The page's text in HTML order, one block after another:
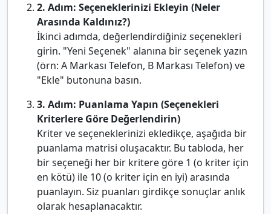
2. Adım: Seçeneklerinizi Ekleyin (Neler
Arasında Kaldınız?)
İkinci adımda, değerlendirdiğiniz seçenekleri
girin. "Yeni Seçenek" alanına bir seçenek yazın
(örn: A Markası Telefon, B Markası Telefon) ve
"Ekle" butonuna basın.
3. Adım: Puanlama Yapın (Seçenekleri
Kriterlere Göre Değerlendirin)
Kriter ve seçeneklerinizi ekledikçe, aşağıda bir
puanlama matrisi oluşacaktır. Bu tabloda, her
bir seçeneği her bir kritere göre 1 (o kriter için
en kötü) ile 10 (o kriter için en iyi) arasında
puanlayın. Siz puanları girdikçe sonuçlar anlık
olarak hesaplanacaktır.